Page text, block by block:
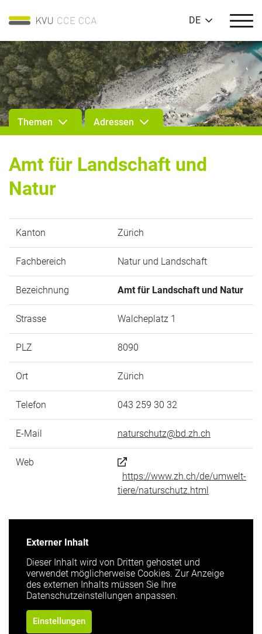
DE
Themen Adressen
Amt für Landschaft und
Natur
Kanton Zürich
Fachbereich Natur und Landschaft
Bezeichnung Amt für Landschaft und Natur
Strasse Walcheplatz 1
PLZ 8090
Ort Zürich
Telefon 043 259 30 32
E-Mail naturschutz@bd.zh.ch
Web
https://www.zh.ch/de/umwelt-
tiere/naturschutz.html
Externer Inhalt
Dieser Inhalt wird von Dritten gehostet und
verwendet möglicherweise Cookies. Zur Anzeige
des externen Inhalts müssen Sie Ihre
Datenschutzeinstellungen anpassen.
Einstellungen